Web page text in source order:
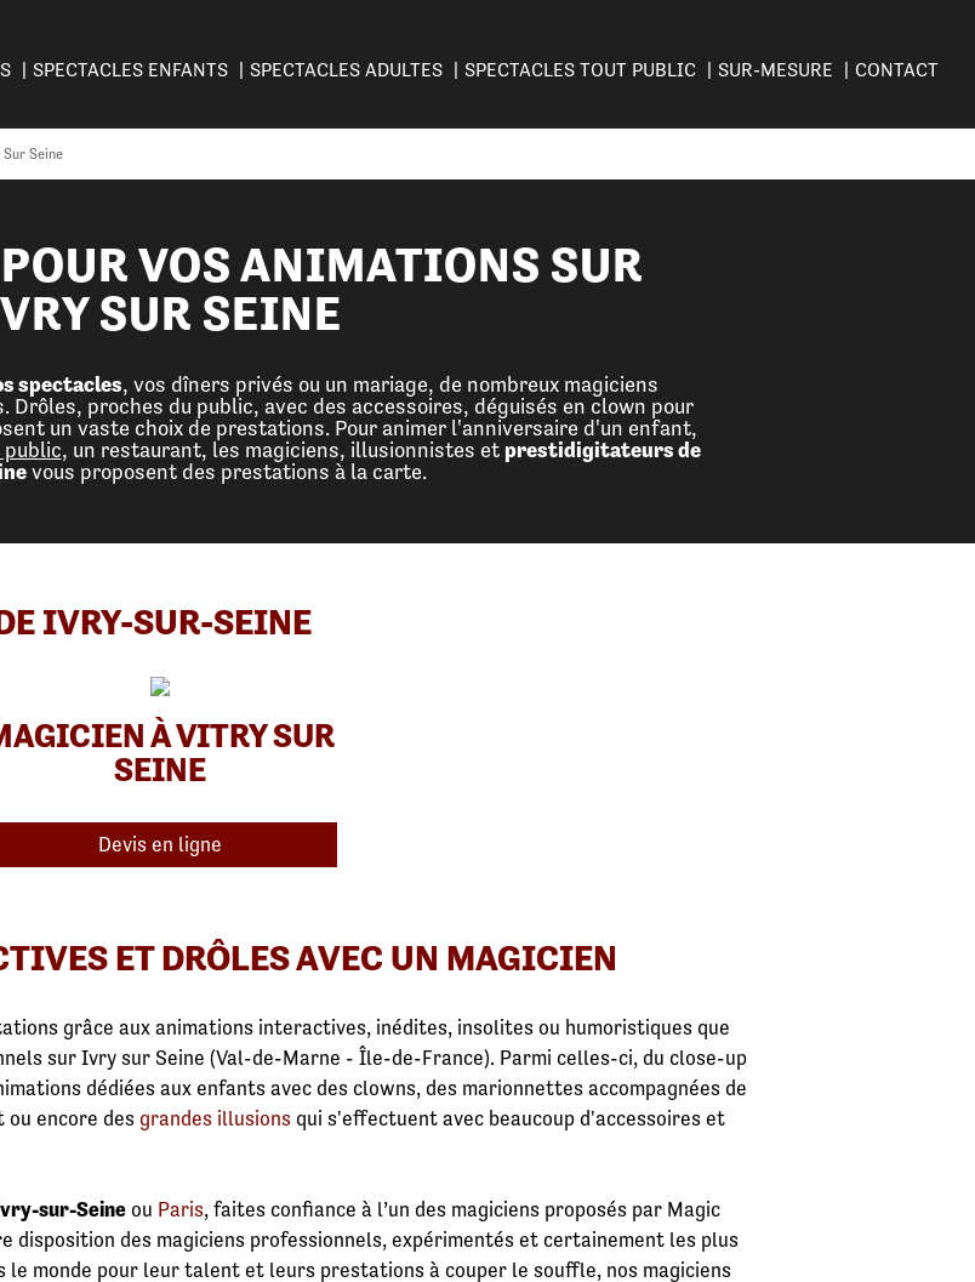
SPECTACLES ENFANTS SPECTACLES ADULTES SPECTACLES TOUT PUBLIC SUR-MESURE CONTACT
Seine
VOS ANIMATIONS SUR
SUR SEINE
spectacles, vos dîners privés ou un mariage, de nombreux magiciens
proches du public, avec des accessoires, déguisés en clown pour
un vaste choix de prestations. Pour animer l'anniversaire d'un enfant,
public, un restaurant, les magiciens, illusionnistes et prestidigitateurs de
vous proposent des prestations à la carte.
IVRY-SUR-SEINE
À VITRY SUR
SEINE
Devis en ligne
ET DRÔLES AVEC UN MAGICIEN
grâce aux animations interactives, inédites, insolites ou humoristiques que
sur Ivry sur Seine (Val-de-Marne - Île-de-France). Parmi celles-ci, du close-up
dédiées aux enfants avec des clowns, des marionnettes accompagnées de
encore des grandes illusions qui s'effectuent avec beaucoup d'accessoires et
sur-Seine ou Paris, faites confiance à l’un des magiciens proposés par Magic
disposition des magiciens professionnels, expérimentés et certainement les plus
monde pour leur talent et leurs prestations à couper le souffle, nos magiciens